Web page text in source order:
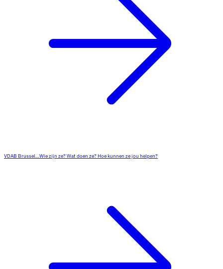
VDAB Brussel…Wie zijn ze? Wat doen ze? Hoe kunnen ze jou helpen?